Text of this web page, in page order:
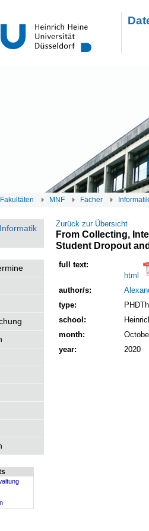
Fakultäten MNF Fächer Informatik
Zurück zur Übersicht
From Collecting,
Student Dropout
full text:
html
author/s:
type:
school:
month:
year:
2020